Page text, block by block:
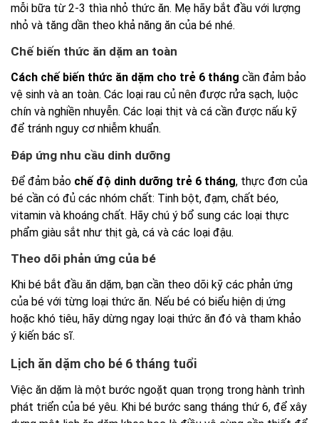
mỗi bữa từ 2-3 thìa nhỏ thức ăn. Mẹ hãy bắt đầu với lượng
nhỏ và tăng dần theo khả năng ăn của bé nhé.
Chế biến thức ăn dặm an toàn
Cách chế biến thức ăn dặm cho trẻ 6 tháng cần đảm bảo
vệ sinh và an toàn. Các loại rau củ nên được rửa sạch, luộc
chín và nghiền nhuyễn. Các loại thịt và cá cần được nấu kỹ
để tránh nguy cơ nhiễm khuẩn.
Đáp ứng nhu cầu dinh dưỡng
Để đảm bảo chế độ dinh dưỡng trẻ 6 tháng, thực đơn của
bé cần có đủ các nhóm chất: Tinh bột, đạm, chất béo,
vitamin và khoáng chất. Hãy chú ý bổ sung các loại thực
phẩm giàu sắt như thịt gà, cá và các loại đậu.
Theo dõi phản ứng của bé
Khi bé bắt đầu ăn dặm, bạn cần theo dõi kỹ các phản ứng
của bé với từng loại thức ăn. Nếu bé có biểu hiện dị ứng
hoặc khó tiêu, hãy dừng ngay loại thức ăn đó và tham khảo
ý kiến bác sĩ.
Lịch ăn dặm cho bé 6 tháng tuổi
Việc ăn dặm là một bước ngoặt quan trọng trong hành trình
phát triển của bé yêu. Khi bé bước sang tháng thứ 6, để xây